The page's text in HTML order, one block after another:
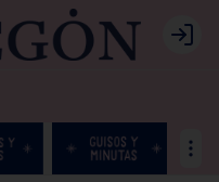
Login